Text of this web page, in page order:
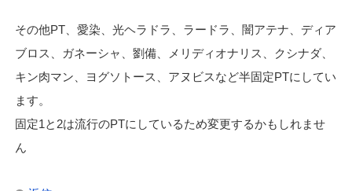
その他PT、愛染、光ヘラドラ、ラードラ、闇アテナ、ディア
ブロス、ガネーシャ、劉備、メリディオナリス、クシナダ、
キン肉マン、ヨグソトース、アヌビスなど半固定PTにしてい
ます。
固定1と2は流行のPTにしているため変更するかもしれませ
ん